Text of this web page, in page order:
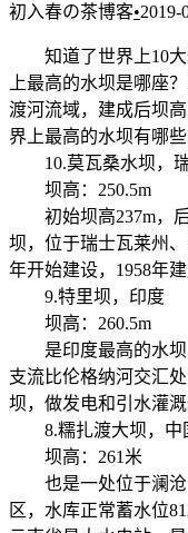
初入春の茶博客•2019-
知道了世界上10大
上最高的水坝是哪座
渡河流域，建成后坝
界上最高的水坝有哪些
10.莫瓦桑水坝，
坝高：250.5m
初始坝高237m，后
坝，位于瑞士瓦莱州
年开始建设，1958年
9.特里坝，印度
坝高：260.5m
是印度最高的水坝
支流比伦格纳河交汇
坝，做发电和引水灌
8.糯扎渡大坝，中
坝高：261米
也是一处位于澜沧
区，水库正常蓄水位